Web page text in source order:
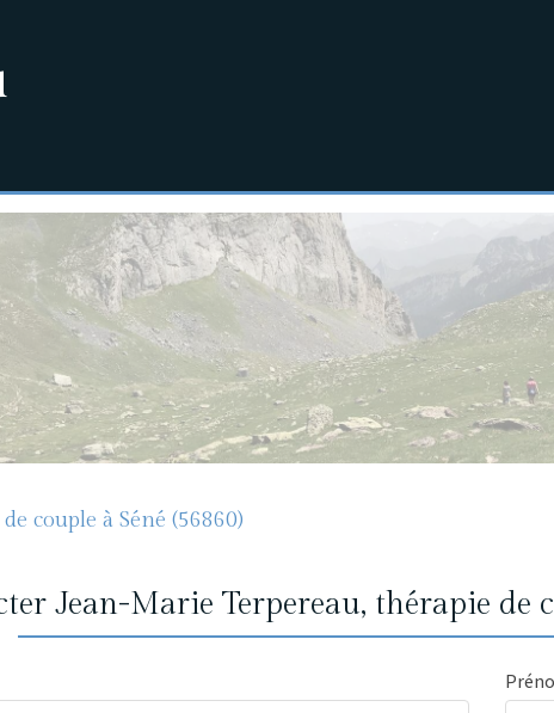
couple à Séné (56860)
Jean-Marie Terpereau, thérapie de